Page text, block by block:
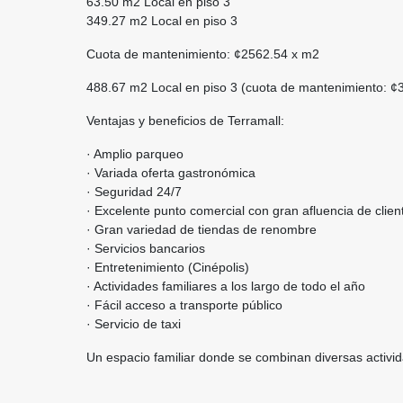
349.27 m2 Local en piso 3
Cuota de mantenimiento: ¢2562.54 x m2
488.67 m2 Local en piso 3 (cuota de mantenimiento:
Ventajas y beneficios de Terramall:
· Amplio parqueo
· Variada oferta gastronómica
· Seguridad 24/7
· Excelente punto comercial con gran afluencia de
· Gran variedad de tiendas de renombre
· Servicios bancarios
· Entretenimiento (Cinépolis)
· Actividades familiares a los largo de todo el año
· Fácil acceso a transporte público
· Servicio de taxi
Un espacio familiar donde se combinan diversas